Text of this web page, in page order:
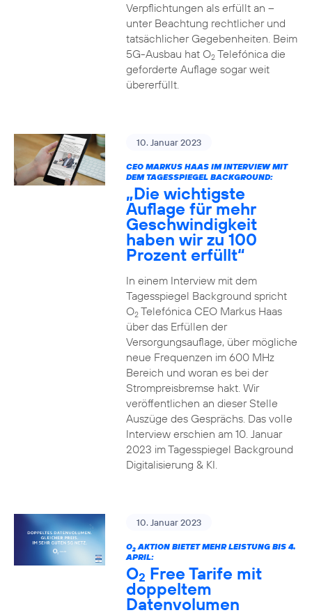
Verpflichtungen als erfüllt an –
unter Beachtung rechtlicher und
tatsächlicher Gegebenheiten. Beim
5G-Ausbau hat O2Telefónica die
geforderte Auflage sogar weit
übererfüllt.
10. Januar 2023
CEO MARKUS HAAS IM INTERVIEW MIT
DEM TAGESSPIEGEL BACKGROUND:
„Die wichtigste
Auflage für mehr
Geschwindigkeit
haben wir zu 100
Prozent erfüllt“
In einem Interview mit dem
Tagesspiegel Background spricht
O2Telefónica CEO Markus Haas
über das Erfüllen der
Versorgungsauflage, über mögliche
neue Frequenzen im 600 MHz
Bereich und woran es bei der
Strompreisbremse hakt. Wir
veröffentlichen an dieser Stelle
Auszüge des Gesprächs. Das volle
Interview erschien am 10. Januar
2023 im Tagesspiegel Background
Digitalisierung & KI.
10. Januar 2023
O2AKTION BIETET MEHR LEISTUNG BIS 4.
APRIL:
O2 Free Tarife mit
doppeltem
Datenvolumen